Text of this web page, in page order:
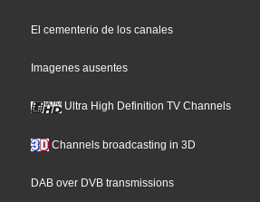
El cementerio de los canales
Imagenes ausentes
Ultra High Definition TV Channels
Channels broadcasting in 3D
DAB over DVB transmissions